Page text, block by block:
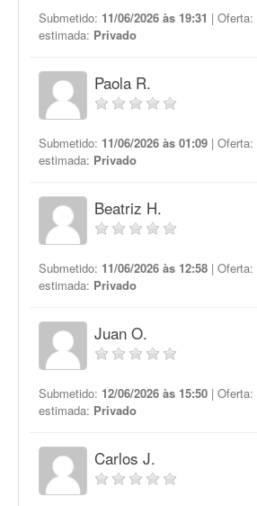
Submetido: 11/06/2026 às 19:31 | Oferta:
estimada: Privado
Paola R.
Submetido: 11/06/2026 às 01:09 | Oferta:
estimada: Privado
Beatriz H.
Submetido: 11/06/2026 às 12:58 | Oferta:
estimada: Privado
Juan O.
Submetido: 12/06/2026 às 15:50 | Oferta:
estimada: Privado
Carlos J.